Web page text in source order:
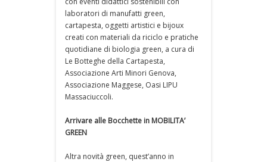
laboratori di manufatti green,
cartapesta, oggetti artistici e bijoux
creati con materiali da riciclo e pratiche
quotidiane di biologia green, a cura di
Le Botteghe della Cartapesta,
Associazione Arti Minori Genova,
Associazione Maggese, Oasi LIPU
Massaciuccoli.
Arrivare alle Bocchette in MOBILITA’
GREEN
Altra novità green, quest’anno in